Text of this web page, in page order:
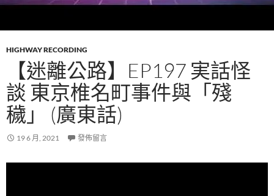
HIGHWAY RECORDING
【迷離公路】EP197 実話怪
談 東京椎名町事件與「殘
穢」 (廣東話)
19 6 月, 2021 發佈留言